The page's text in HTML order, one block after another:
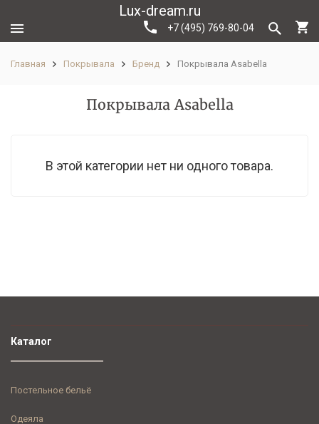
Lux-dream.ru
+7 (495) 769-80-04
Главная Покрывала Бренд Покрывала Asabella
Покрывала Asabella
В этой категории нет ни одного товара.
Каталог
Постельное бельё
Одеяла